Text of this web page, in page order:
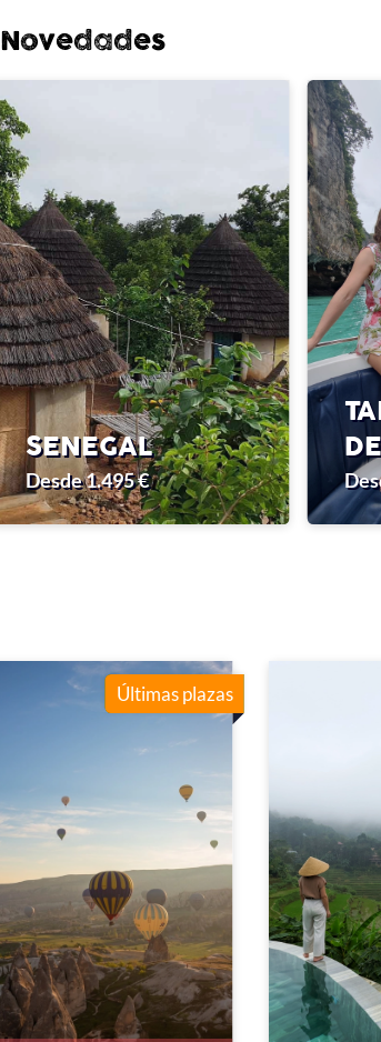
Novedades
SENEGAL
Desde 1.495 €
Últimas plazas